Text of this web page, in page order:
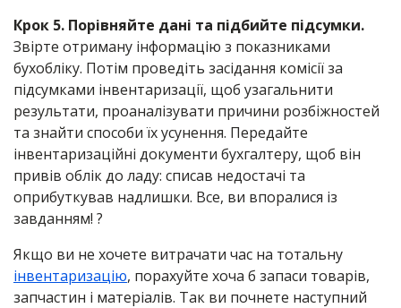
Крок 5. Порівняйте дані та підбийте підсумки.
Звірте отриману інформацію з показниками
бухобліку. Потім проведіть засідання комісії за
підсумками інвентаризації, щоб узагальнити
результати, проаналізувати причини розбіжностей
та знайти способи їх усунення. Передайте
інвентаризаційні документи бухгалтеру, щоб він
привів облік до ладу: списав недостачі та
оприбуткував надлишки. Все, ви впоралися із
завданням! ?
Якщо ви не хочете витрачати час на тотальну
інвентаризацію, порахуйте хоча б запаси товарів,
запчастин і матеріалів. Так ви почнете наступний